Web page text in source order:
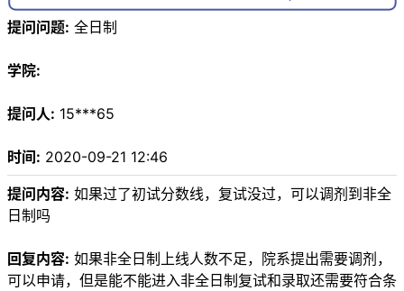
提问问题: 全日制
学院:
提问人: 15***65
时间: 2020-09-21 12:46
提问内容: 如果过了初试分数线，复试没过，可以调剂到非全
日制吗
回复内容: 如果非全日制上线人数不足，院系提出需要调剂，
可以申请，但是能不能进入非全日制复试和录取还需要符合条